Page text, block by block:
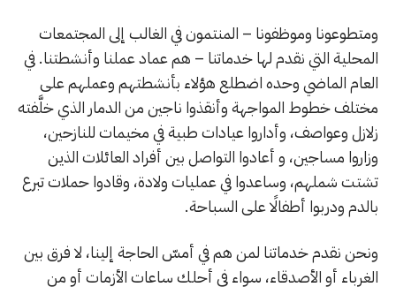
ومتطوعونا وموظفونا – المنتمون في الغالب إلى المجتمعات
المحلية التي نقدم لها خدماتنا – هم عماد عملنا وأنشطتنا. في
العام الماضي وحده اضطلع هؤلاء بأنشطتهم وعملهم على
مختلف خطوط المواجهة وأنقذوا ناجين من الدمار الذي خلَّفته
زلازل وعواصف، وأداروا عيادات طبية في مخيمات للنازحين،
وزاروا مساجين، و أعادوا التواصل بين أفراد العائلات الذين
تشتت شملهم، وساعدوا في عمليات ولادة، وقادوا حملات تبرع
بالدم ودربوا أطفالًا على السباحة.
ونحن نقدم خدماتنا لمن هم في أمسّ الحاجة إلينا، لا فرق بين
الغرباء أو الأصدقاء، سواء في أحلك ساعات الأزمات أو من